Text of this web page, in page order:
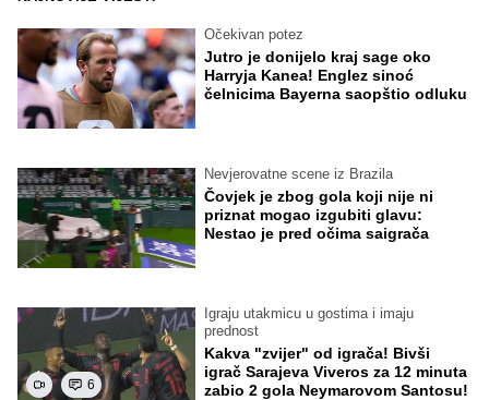
Očekivan potez
Jutro je donijelo kraj sage oko
Harryja Kanea! Englez sinoć
čelnicima Bayerna saopštio odluku
Nevjerovatne scene iz Brazila
Čovjek je zbog gola koji nije ni
priznat mogao izgubiti glavu:
Nestao je pred očima saigrača
6
Igraju utakmicu u gostima i imaju
prednost
Kakva "zvijer" od igrača! Bivši
igrač Sarajeva Viveros za 12 minuta
zabio 2 gola Neymarovom Santosu!